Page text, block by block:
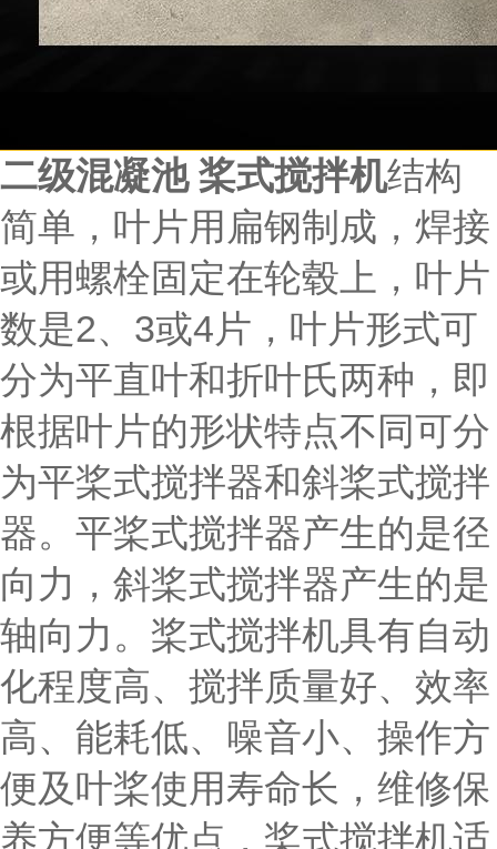
二级混凝池 桨式搅拌机结构
简单，叶片用扁钢制成，焊接
或用螺栓固定在轮毂上，叶片
数是2、3或4片，叶片形式可
分为平直叶和折叶氏两种，即
根据叶片的形状特点不同可分
为平桨式搅拌器和斜桨式搅拌
器。平桨式搅拌器产生的是径
向力，斜桨式搅拌器产生的是
轴向力。桨式搅拌机具有自动
化程度高、搅拌质量好、效率
高、能耗低、噪音小、操作方
便及叶桨使用寿命长，维修保
养方便等优点，桨式搅拌机适